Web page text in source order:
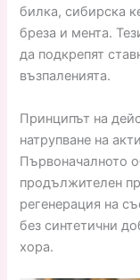
билка, сибирска
бреза и мента.
да подкрепят
възпаленията.
Принципът на
натрупване на
Първоначалното
продължителен
регенерация на
без синтетични
хора.